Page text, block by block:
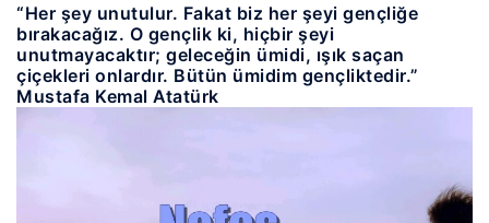
“Her şey unutulur. Fakat biz her şeyi gençliğe
bırakacağız. O gençlik ki, hiçbir şeyi
unutmayacaktır; geleceğin ümidi, ışık saçan
çiçekleri onlardır. Bütün ümidim gençliktedir.”
Mustafa Kemal Atatürk